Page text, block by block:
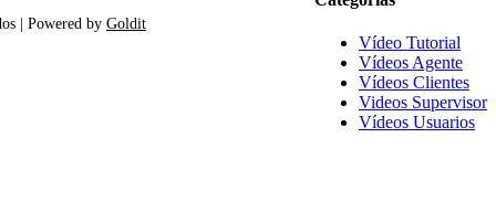
Vídeo Tutorial
Vídeos Agente
Vídeos Clientes
Videos Supervisor
Vídeos Usuarios
| Powered by Goldit